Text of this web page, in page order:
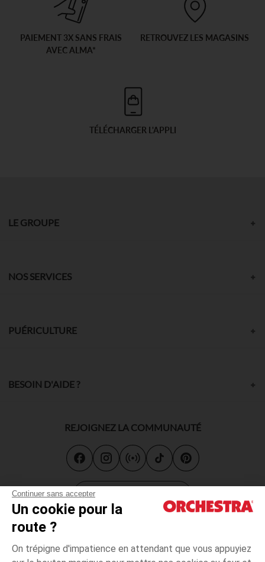
Continuer sans accepter
Un cookie pour la
route ?
On trépigne d'impatience en attendant que vous appuyiez
PAIEMENT 3X SANS FRAIS
AVEC ALMA*
RETROUVEZ LES MAGASINS
TÉLÉCHARGER L'APPLI
LE GROUPE
NOS SERVICES
PUÉRICULTURE
BESOIN D'AIDE ?
REJOIGNEZ LA COMMUNAUTÉ
Carte cadeau